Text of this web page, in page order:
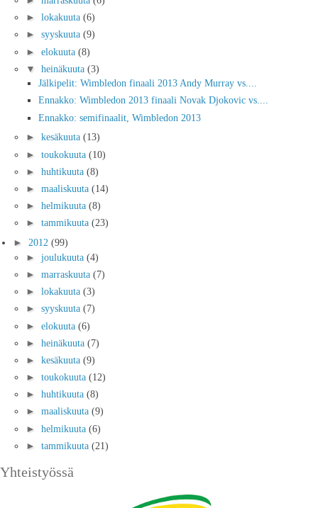
► lokakuuta (6)
► syyskuuta (9)
► elokuuta (8)
▼ heinäkuuta (3)
Jälkipelit: Wimbledon finaali 2013 Andy Murray vs....
Ennakko: Wimbledon 2013 finaali Novak Djokovic vs....
Ennakko: semifinaalit, Wimbledon 2013
► kesäkuuta (13)
► toukokuuta (10)
► huhtikuuta (8)
► maaliskuuta (14)
► helmikuuta (8)
► tammikuuta (23)
► 2012 (99)
► joulukuuta (4)
► marraskuuta (7)
► lokakuuta (3)
► syyskuuta (7)
► elokuuta (6)
► heinäkuuta (7)
► kesäkuuta (9)
► toukokuuta (12)
► huhtikuuta (8)
► maaliskuuta (9)
► helmikuuta (6)
► tammikuuta (21)
Yhteistyössä